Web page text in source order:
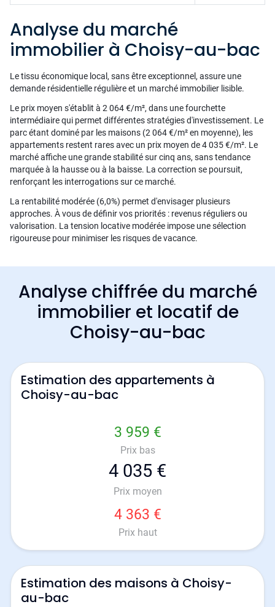
Analyse du marché
immobilier à Choisy-au-bac
Le tissu économique local, sans être exceptionnel, assure une
demande résidentielle régulière et un marché immobilier lisible.
Le prix moyen s'établit à 2 064 €/m², dans une fourchette
intermédiaire qui permet différentes stratégies d'investissement. Le
parc étant dominé par les maisons (2 064 €/m² en moyenne), les
appartements restent rares avec un prix moyen de 4 035 €/m². Le
marché affiche une grande stabilité sur cinq ans, sans tendance
marquée à la hausse ou à la baisse. La correction se poursuit,
renforçant les interrogations sur ce marché.
La rentabilité modérée (6,0%) permet d'envisager plusieurs
approches. À vous de définir vos priorités : revenus réguliers ou
valorisation. La tension locative modérée impose une sélection
rigoureuse pour minimiser les risques de vacance.
Analyse chiffrée du marché
immobilier et locatif de
Choisy-au-bac
Estimation des appartements à
Choisy-au-bac
3 959 €
Prix bas
4 035 €
Prix moyen
4 363 €
Prix haut
Estimation des maisons à Choisy-
au-bac